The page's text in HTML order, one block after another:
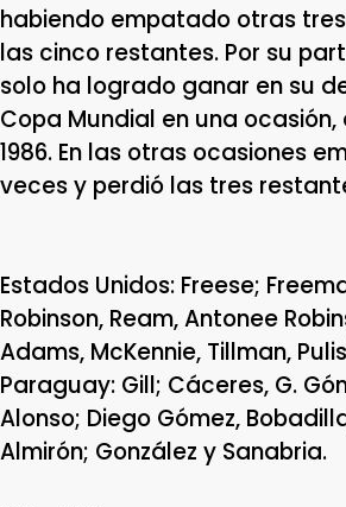
habiendo empatado otras
las cinco restantes. Por su
solo ha logrado ganar en su
Copa Mundial en una ocasión,
1986. En las otras ocasiones
veces y perdió las tres
Estados Unidos: Freese;
Robinson, Ream, Antonee
Adams, McKennie, Tillman,
Paraguay: Gill; Cáceres, G.
Alonso; Diego Gómez,
Almirón; González y Sanabria.